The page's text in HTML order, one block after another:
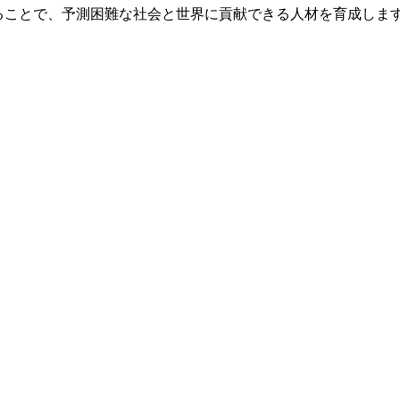
とで、予測困難な社会と世界に貢献できる人材を育成しま